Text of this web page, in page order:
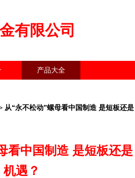
有限公司
产品大全
从“永不松动”螺母看中国制造 是短板还是
看中国制造 是短板还是
机遇？